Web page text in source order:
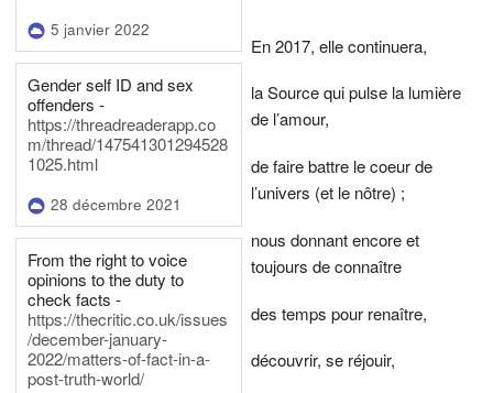
5 janvier 2022
Gender self ID and sex
offenders -
https://threadreaderapp.co
m/thread/147541301294528
1025.html
28 décembre 2021
From the right to voice
opinions to the duty to
check facts -
https://thecritic.co.uk/issues
/december-january-
2022/matters-of-fact-in-a-
post-truth-world/
En 2017, elle continuera,
la Source qui pulse la lumière
de l’amour,
de faire battre le coeur de
l’univers (et le nôtre) ;
nous donnant encore et
toujours de connaître
des temps pour renaître,
découvrir, se réjouir,